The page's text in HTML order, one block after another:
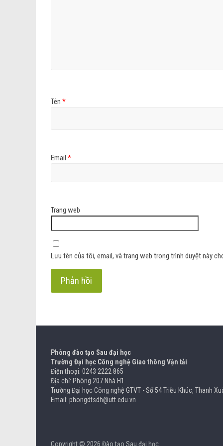
Tên *
Email *
Trang web
Lưu tên của tôi, email, và trang web trong trình duyệt này
Phòng đào tạo Sau đại học
Trường Đại học Công nghệ Giao thông Vận tải
Điện thoại: 0243 2222 865
Địa chỉ: Phòng 207 Nhà H1
Trường Đại học Công nghệ GTVT - Số 54 Triều Khúc, Thanh
Email: phongdtsdh@utt.edu.vn
Copyright © 2026 Đào tạo Sau đại học